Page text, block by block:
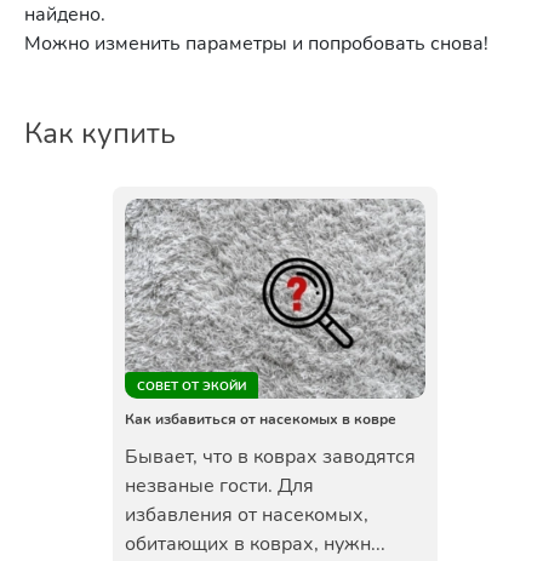
найдено.
Можно изменить параметры и попробовать снова!
Как купить
СОВЕТ ОТ ЭКОЙИ
Как избавиться от насекомых в ковре
Бывает, что в коврах заводятся
незваные гости. Для
избавления от насекомых,
обитающих в коврах, нужн...